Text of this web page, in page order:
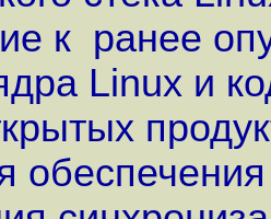
к ранее
Linux и